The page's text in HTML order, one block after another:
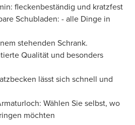
fleckenbeständig und kratzfest
Schubladen: - alle Dinge in
stehenden Schrank.
Qualität und besonders
lässt sich schnell und
Wählen Sie selbst, wo
möchten